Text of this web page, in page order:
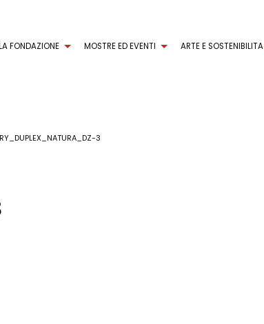
FONDAZIONE MOSTRE ED EVENTI ARTE E SOSTENIBILITA
3